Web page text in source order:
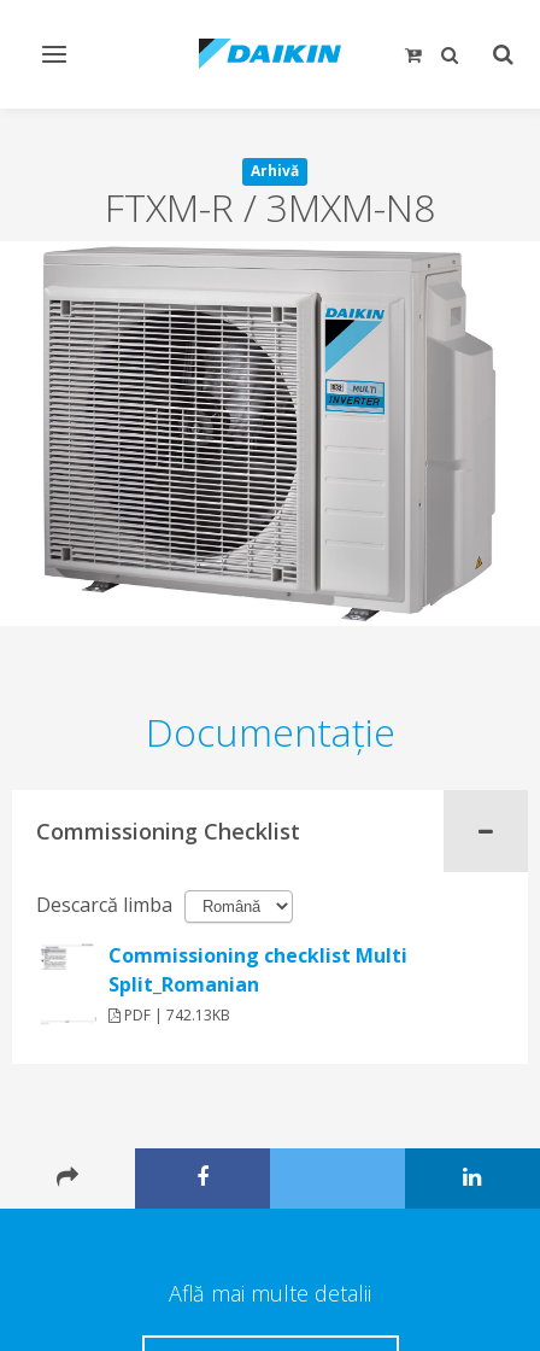
Comutare
Arhivă
FTXM-R / 3MXM-N8
Documentaţie
Commissioning Checklist
Descarcă limba
Commissioning checklist Multi
Split_Romanian
PDF | 742.13KB
Află mai multe detalii